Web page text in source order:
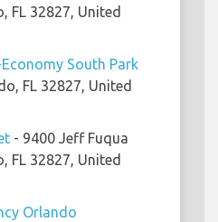
FL 32827, United
South Park
FL 32827, United
- 9400 Jeff Fuqua
FL 32827, United
Orlando